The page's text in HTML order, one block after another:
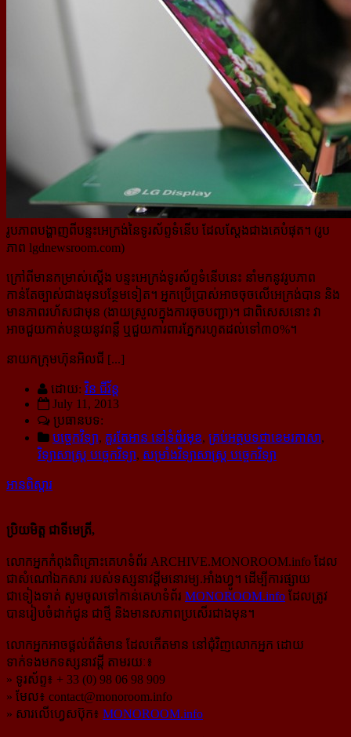
រូបភាពបង្ហាញពីបន្ទះអេក្រង់នៃទូរស័ព្ទទំនើប ដែលស្ដែងជាងគេបំផុត។ (រូប
ភាព lgdnewsroom.com)
ក្រៅពីមានកម្រាស់ស្តើង បន្ទះអេក្រង់ទូរស័ព្ទទំនើបនេះ នាំមកនូវរូបភាព
កាន់តែច្បាស់ជាងមុនបន្ថែមទៀត។ អ្នកប្រើប្រាស់​អាចចុចលើអេក្រង់បាន និង
មានភាពរហ័សជាមុន (ងាយស្រួលក្នុងការចុចបញ្ជា)។ ជាពិសេសនោះ វា
អាចជួយកាត់​បន្ថយ​នូវពន្លឺ ឬជួយការពារភ្នែករហូតដល់ទៅ៣០%។
នាយកក្រុមហ៊ុនអិលជី [...]
ដោយ: វិន ជីវ័ន្ត
July 11, 2013
ប្រធានបទ:
បច្ចេកវិទ្យា, គួរតែអាន នៅទំព័រមុខ, គ្រប់អត្ថបទជាខេមរភាសា,
វិទ្យាសាស្ត្រ បច្ចេកវិទ្យា, សម្រាំងវិទ្យាសាស្ត្រ បច្ចេកវិទ្យា
អានពិស្ដារ
ប្រិយមិត្ត ជាទីមេត្រី,
លោកអ្នកកំពុងពិគ្រោះគេហទំព័រ ARCHIVE.MONOROOM.info ដែល
ជាសំណៅឯកសារ របស់ទស្សនាវដ្ដីមនោរម្យ.អាំងហ្វូ។ ដើម្បីការផ្សាយ
ជាទៀងទាត់ សូមចូលទៅកាន់​គេហទំព័រ MONOROOM.info ដែលត្រូវ
បានរៀបចំដាក់ជូន ជាថ្មី និងមានសភាពប្រសើរជាងមុន។
លោកអ្នកអាចផ្ដល់ព័ត៌មាន ដែលកើតមាន នៅជុំវិញលោកអ្នក ដោយ
ទាក់ទងមកទស្សនាវដ្ដី តាមរយៈ៖
» ទូរស័ព្ទ៖ + 33 (0) 98 06 98 909
» មែល៖ contact@monoroom.info
» សារលើហ្វេសប៊ុក៖ MONOROOM.info